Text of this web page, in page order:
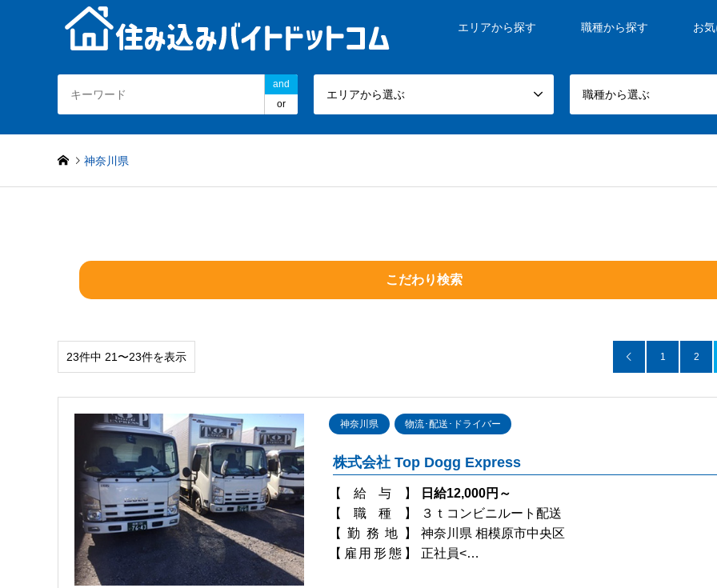
エリアから探す 職種から探す お
and
or
エリアから選ぶ 職種から選ぶ
神奈川県
こだわり検索
エリア
東京都 神奈川県
千葉県
埼玉県
職種
建築･土木 物流･配送･ドライバー
新聞配達
ナイトワーク
特徴
23件中 21〜23件を表示  1 2
神奈川県 物流･配送･ドライバー
株式会社 Top Dogg Express
【給与】
日給12,000円～
【職種】
３ｔコンビニルート配送
【勤務地】
神奈川県 相模原市中央区
【雇用形態】
正社員<…